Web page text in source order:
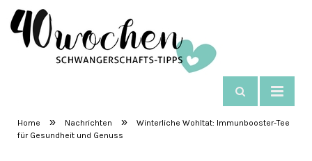
SchwangerschaftsTipps
Home » Nachrichten »
Winterliche Wohltat: Immunbooster-Tee
für Gesundheit und Genuss